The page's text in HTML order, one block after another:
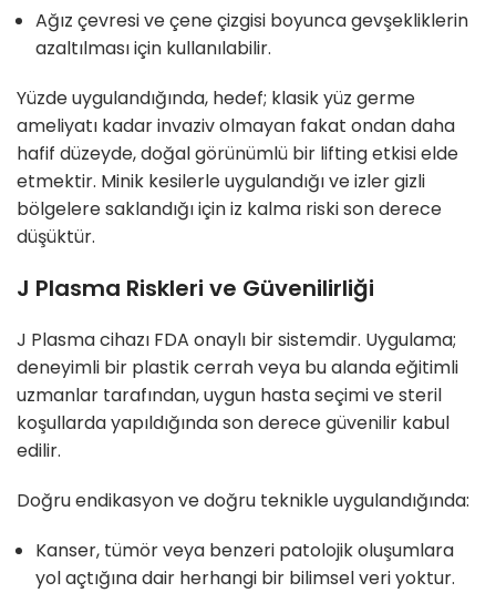
Ağız çevresi ve çene çizgisi boyunca gevşekliklerin
azaltılması için kullanılabilir.
Yüzde uygulandığında, hedef; klasik yüz germe
ameliyatı kadar invaziv olmayan fakat ondan daha
hafif düzeyde, doğal görünümlü bir lifting etkisi elde
etmektir. Minik kesilerle uygulandığı ve izler gizli
bölgelere saklandığı için iz kalma riski son derece
düşüktür.
J Plasma Riskleri ve Güvenilirliği
J Plasma cihazı FDA onaylı bir sistemdir. Uygulama;
deneyimli bir plastik cerrah veya bu alanda eğitimli
uzmanlar tarafından, uygun hasta seçimi ve steril
koşullarda yapıldığında son derece güvenilir kabul
edilir.
Doğru endikasyon ve doğru teknikle uygulandığında:
Kanser, tümör veya benzeri patolojik oluşumlara
yol açtığına dair herhangi bir bilimsel veri yoktur.